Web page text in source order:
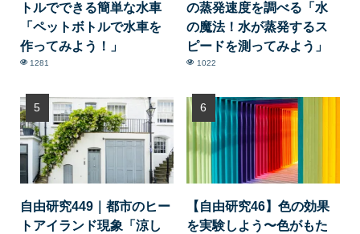
トルでできる簡単な水車
「ペットボトルで水車を
作ってみよう！」
1281
の蒸発速度を調べる「水
の魔法！水が蒸発するス
ピードを測ってみよう」
1022
自由研究449｜都市のヒー
トアイランド現象「涼し
【自由研究46】色の効果
を実験しよう〜色がもた